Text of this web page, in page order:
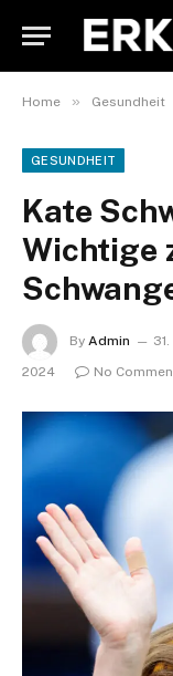
Home » Gesundheit
GESUNDHEIT
Kate
Wichtige
By Admin
2024
No